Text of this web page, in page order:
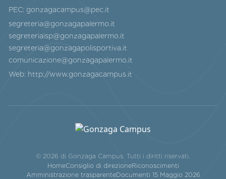
PEC: gonzagacampus@pec.it
segreteria@gonzagapalermo.it
segreteriaisp@gonzagapalermo.it
segreteria@gonzagapolisportiva.it
comunicazione@gonzagapalermo.it
Web: http://www.gonzagacampus.it
© 2026 di Gonzaga Campus. Tutti i diritti riservati.
HomeConsiglio di direzioneRiconoscimenti
Amministrazione trasparenteDocumenti 15 Maggio 2026